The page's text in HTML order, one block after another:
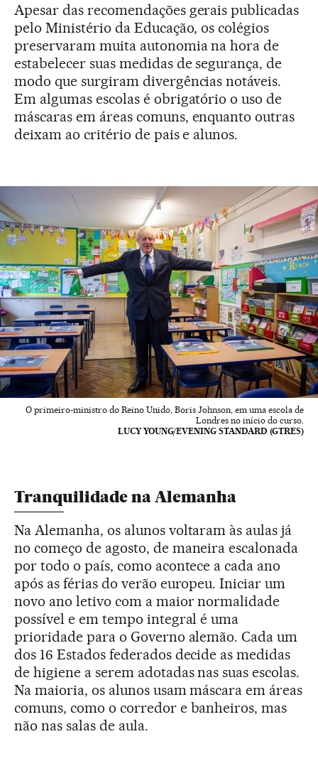
Apesar das recomendações gerais publicadas
pelo Ministério da Educação, os colégios
preservaram muita autonomia na hora de
estabelecer suas medidas de segurança, de
modo que surgiram divergências notáveis.
Em algumas escolas é obrigatório o uso de
máscaras em áreas comuns, enquanto outras
deixam ao critério de pais e alunos.
O primeiro-ministro do Reino Unido, Boris Johnson, em uma escola de
Londres no início do curso.
LUCY YOUNG/EVENING STANDARD (GTRES)
Tranquilidade na Alemanha
Na Alemanha, os alunos voltaram às aulas já
no começo de agosto, de maneira escalonada
por todo o país, como acontece a cada ano
após as férias do verão europeu. Iniciar um
novo ano letivo com a maior normalidade
possível e em tempo integral é uma
prioridade para o Governo alemão. Cada um
dos 16 Estados federados decide as medidas
de higiene a serem adotadas nas suas escolas.
Na maioria, os alunos usam máscara em áreas
comuns, como o corredor e banheiros, mas
não nas salas de aula.